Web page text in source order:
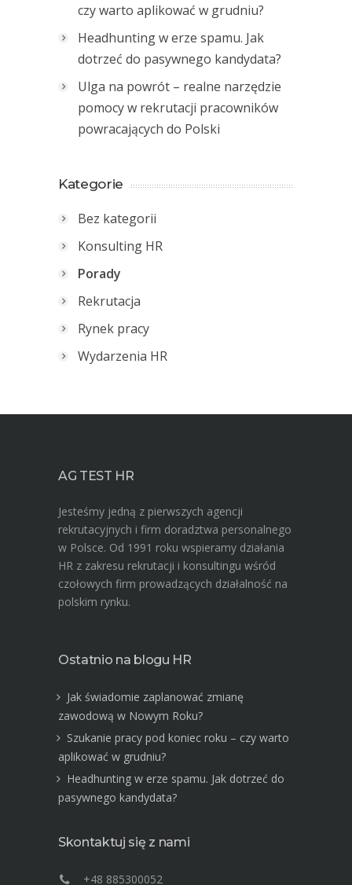
czy warto aplikować w grudniu?
Headhunting w erze spamu. Jak
dotrzeć do pasywnego kandydata?
Ulga na powrót – realne narzędzie
pomocy w rekrutacji pracowników
powracających do Polski
Kategorie
Bez kategorii
Konsulting HR
Porady
Rekrutacja
Rynek pracy
Wydarzenia HR
AG TEST HR
Jesteśmy jedną z pierwszych agencji
rekrutacyjnych i firm doradztwa personalnego
w Polsce. Od 1991 roku wspieramy działania
HR z zakresu rekrutacji i konsultingu wśród
czołowych firm prowadzących działalność na
polskim rynku.
Ostatnio na blogu HR
Jak świadomie zaplanować zmianę
zawodową w Nowym Roku?
Szukanie pracy pod koniec roku – czy warto
aplikować w grudniu?
Headhunting w erze spamu. Jak dotrzeć do
pasywnego kandydata?
Skontaktuj się z nami
+48 885300052